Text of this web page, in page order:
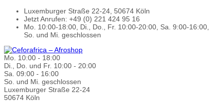
Luxemburger Straße 22-24, 50674 Köln
Jetzt Anrufen: +49 (0) 221 424 95 16
Mo. 10:00-18:00, Di., Do., Fr. 10:00-20:00, Sa. 9:00-16:00,
So. und Mi. geschlossen
Mo. 10:00 - 18:00
Di., Do. und Fr. 10:00 - 20:00
Sa. 09:00 - 16:00
So. und Mi. geschlossen
Luxemburger Straße 22-24
50674 Köln